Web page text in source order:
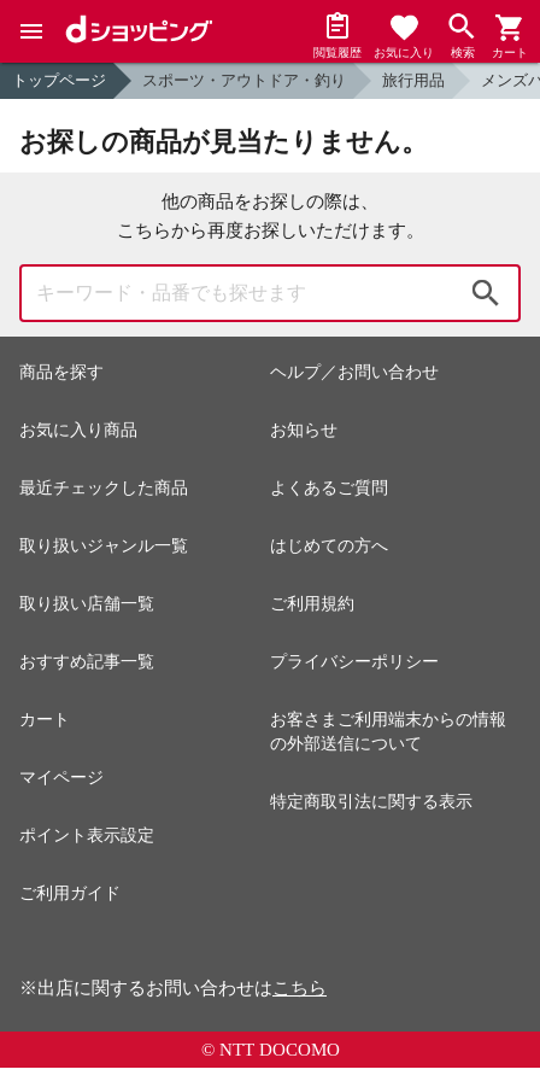
閲覧履歴 お気に入り 検索 カート
トップページ スポーツ・アウトドア・釣り 旅行用品 メンズ
お探しの商品が見当たりません。
他の商品をお探しの際は、
こちらから再度お探しいただけます。
商品を探す
お気に入り商品
最近チェックした商品
取り扱いジャンル一覧
取り扱い店舗一覧
おすすめ記事一覧
カート
マイページ
ポイント表示設定
ご利用ガイド
ヘルプ／お問い合わせ
お知らせ
よくあるご質問
はじめての方へ
ご利用規約
プライバシーポリシー
お客さまご利用端末からの情報
の外部送信について
特定商取引法に関する表示
※出店に関するお問い合わせはこちら
© NTT DOCOMO